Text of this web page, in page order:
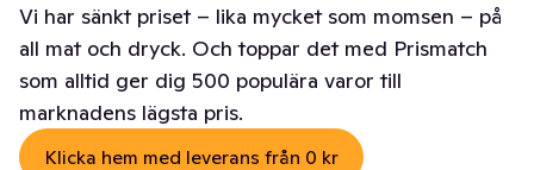
Vi har sänkt priset – lika mycket som momsen – på
all mat och dryck. Och toppar det med Prismatch
som alltid ger dig 500 populära varor till
marknadens lägsta pris.
Klicka hem med leverans från 0 kr